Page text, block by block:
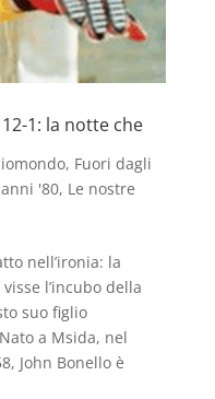
1: la notte che
, Fuori dagli
'80, Le nostre
nell’ironia: la
l’incubo della
suo figlio
a Msida, nel
John Bonello è